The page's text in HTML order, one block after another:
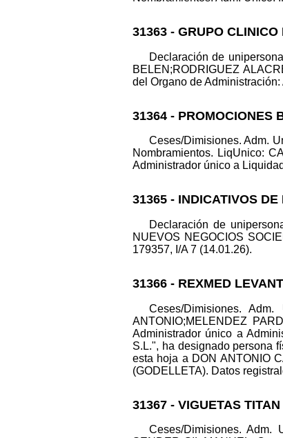
31363 - GRUPO
Declaración de
BELEN;RODRIGUEZ
del Organo de
31364 - PROMOCIONES
Ceses/Dimisiones. Adm.
Nombramientos. LiqUnico:
Administrador único a
31365 - INDICATIVOS
Declaración de
NUEVOS NEGOCIOS
179357, I/A 7 (14.01.26).
31366 - REXMED
Ceses/Dimisiones.
ANTONIO;MELENDEZ
Administrador único a
S.L.", ha designado persona
esta hoja a DON ANTONIO
(GODELLETA). Datos
31367 - VIGUETAS
Ceses/Dimisiones. Adm.